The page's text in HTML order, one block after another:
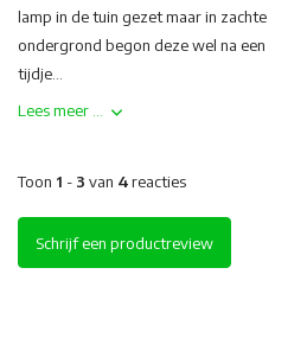
lamp in de tuin gezet maar in zachte
ondergrond begon deze wel na een
tijdje...
Lees meer ...
Toon 1 - 3 van 4reacties
Schrijf een productreview